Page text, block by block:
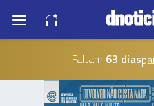
Faltam 63 dias